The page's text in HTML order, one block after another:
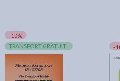
-10%
TRANSPORT GRATUIT
-